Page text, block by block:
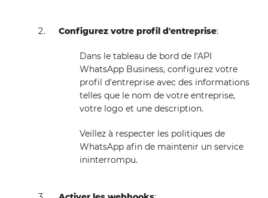
Configurez votre profil d'entreprise:
Dans le tableau de bord de l'API
WhatsApp Business, configurez votre
profil d'entreprise avec des informations
telles que le nom de votre entreprise,
votre logo et une description.
Veillez à respecter les politiques de
WhatsApp afin de maintenir un service
ininterrompu.